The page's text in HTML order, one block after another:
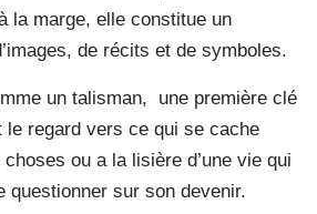
la marge, elle constitue un
de récits et de symboles.
un talisman, une première clé
le regard vers ce qui se cache
ou a la lisière d’une vie qui
questionner sur son devenir.